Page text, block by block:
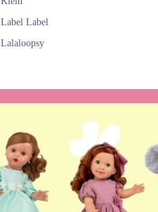
Label Label
Lalaloopsy